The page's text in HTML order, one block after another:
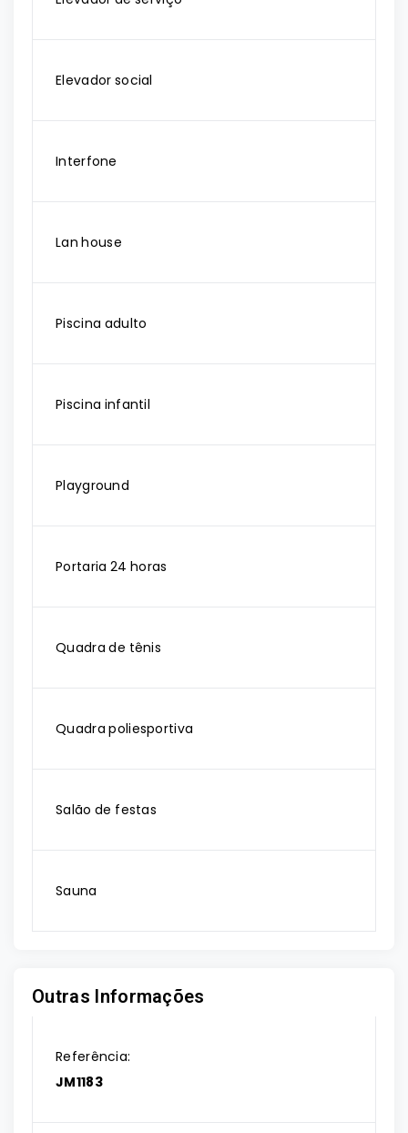
Elevador social
Interfone
Lan house
Piscina adulto
Piscina infantil
Playground
Portaria 24 horas
Quadra de tênis
Quadra poliesportiva
Salão de festas
Sauna
Outras Informações
Referência:
JM1183